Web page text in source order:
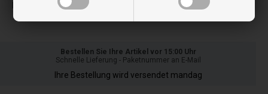
Solanus Aqua
Bestellen Sie Ihre Artikel vor 15:00 Uhr
Schnelle Lieferung - Paketnummer an E-Mail
Ihre Bestellung wird versendet mandag